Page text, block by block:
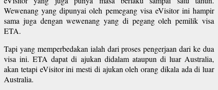
Wewenang yang dipunyai oleh pemegang visa eVisitor ini hampir
sama juga dengan wewenang yang di pegang oleh pemilik visa
ETA.
Tapi yang memperbedakan ialah dari proses pengerjaan dari ke dua
visa ini. ETA dapat di ajukan didalam ataupun di luar Australia,
akan tetapi eVisitor ini mesti di ajukan oleh orang dikala ada di luar
Australia.